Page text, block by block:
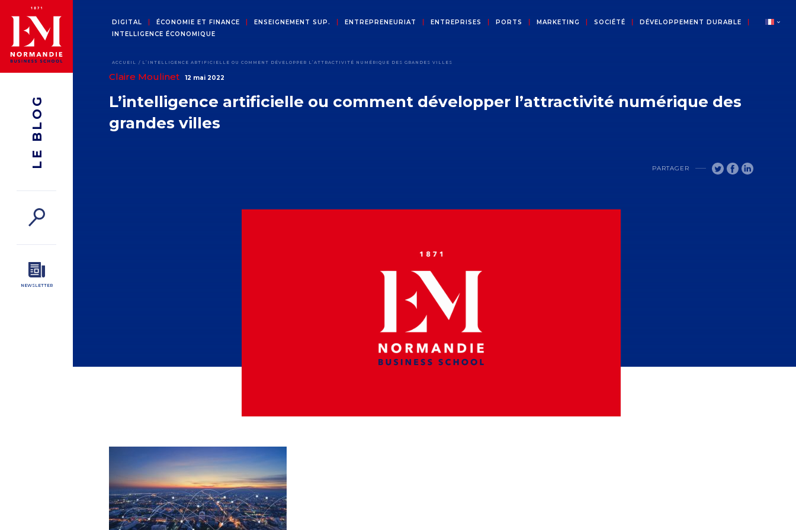
DIGITAL ÉCONOMIE ET FINANCE ENSEIGNEMENT SUP. ENTREPRENEURIAT ENTREPRISES PORTS MARKETING SOCIÉTÉ
DÉVELOPPEMENT DURABLE
INTELLIGENCE ÉCONOMIQUE
ACCUEIL L’INTELLIGENCE ARTIFICIELLE OU COMMENT DÉVELOPPER L’ATTRACTIVITÉ NUMÉRIQUE DES GRANDES VILLES
LE BLOG
NEWSLETTER
Claire Moulinet 12 mai 2022
L’intelligence artificielle ou comment développer l’attractivité numérique des
grandes villes
PARTAGER